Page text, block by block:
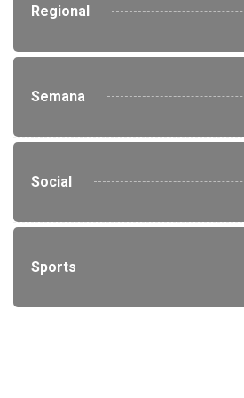
Regional
Semana
Social
Sports